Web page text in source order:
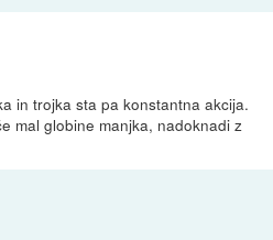
in trojka sta pa konstantna akcija.
mal globine manjka, nadoknadi z